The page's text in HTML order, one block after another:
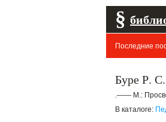
§
Последние
Буре Р.
.—— М.:
В каталоге: